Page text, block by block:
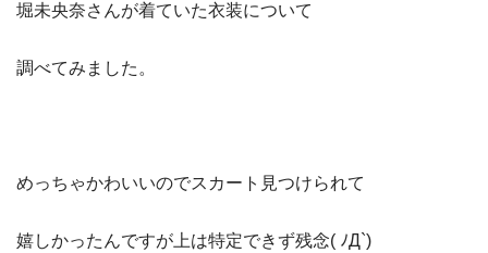
堀未央奈さんが着ていた衣装について
調べてみました。
めっちゃかわいいのでスカート見つけられて
嬉しかったんですが上は特定できず残念( ﾉД`)